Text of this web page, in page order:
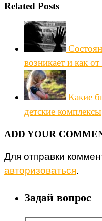
Related Posts
возникает и как
Какие
детские комплексы
ADD YOUR
Для отправки
авторизоваться.
Задай вопрос